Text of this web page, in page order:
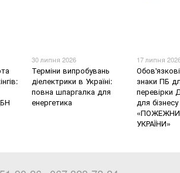
30 липня 2026
Терміни випробувань
діелектрики в Україні:
повна шпаргалка для
енергетика
17 липня
знаки ПБ
перевірки
для
УКРАЇНИ»